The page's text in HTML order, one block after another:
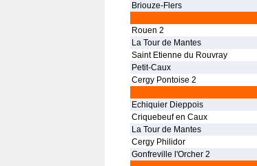
Briouze-Flers
Rouen 2
La Tour de Mantes
Saint Etienne du Rouvray
Petit-Caux
Cergy Pontoise 2
Echiquier Dieppois
Criquebeuf en Caux
La Tour de Mantes
Cergy Philidor
Gonfreville l'Orcher 2